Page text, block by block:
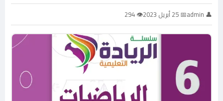
👤 admin 📅 25 أبريل 2023 👁 294